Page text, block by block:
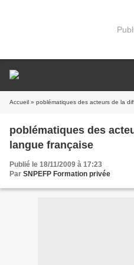
Accueil » poblématiques des acteurs de la
poblématiques des
langue française
Publié le 18/11/2009 à 17:23
Par SNPEFP Formation privée